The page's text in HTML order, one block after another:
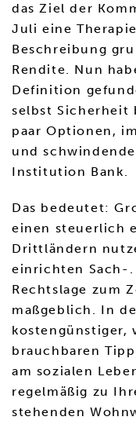
das Ziel der
Juli eine
Beschreibung
Rendite. Nun
Definition
selbst Sicherheit
paar Optionen,
und
Institution Bank.
Das bedeutet:
einen steuerlich
Drittländern
einrichten Sach-
Rechtslage zum
maßgeblich. In
kostengünstiger,
brauchbaren
am sozialen
regelmäßig zu
stehenden